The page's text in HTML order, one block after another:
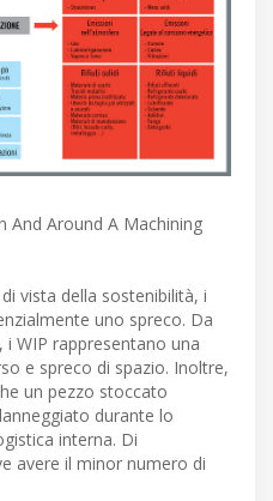
And Around A Machining
vista della sostenibilità, i
uno spreco. Da
WIP rappresentano una
e spreco di spazio. Inoltre,
un pezzo stoccato
durante lo
interna. Di
avere il minor numero di